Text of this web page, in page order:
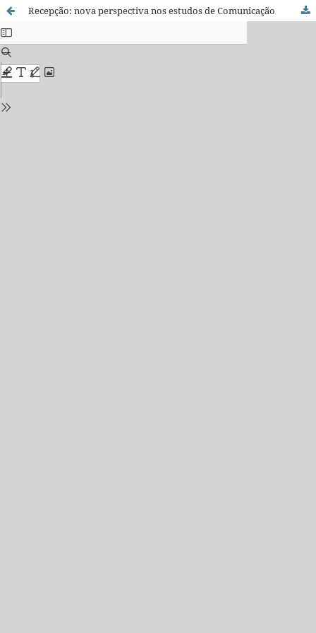
Recepção: nova perspectiva nos estudos de Comunicação